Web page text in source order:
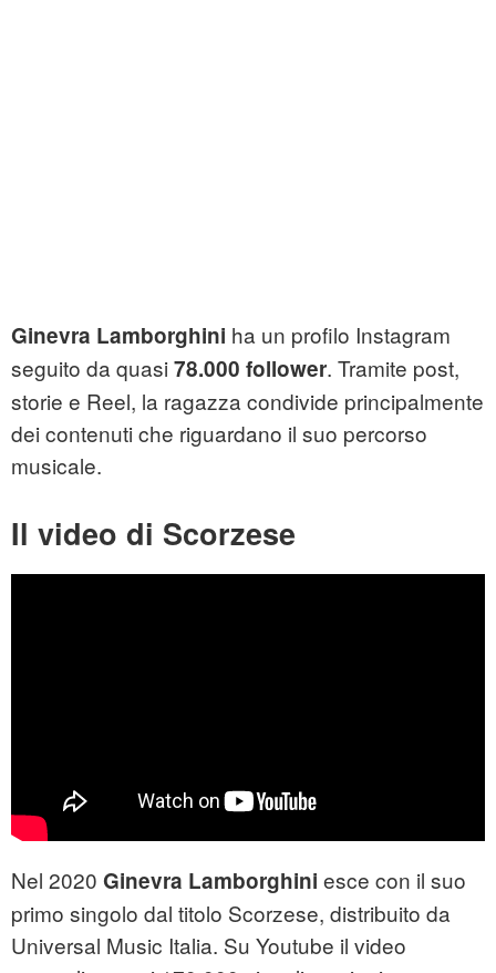
Ginevra Lamborghini ha un profilo Instagram
seguito da quasi 78.000 follower. Tramite post,
storie e Reel, la ragazza condivide principalmente
dei contenuti che riguardano il suo percorso
musicale.
Il video di Scorzese
Nel 2020 Ginevra Lamborghini esce con il suo
primo singolo dal titolo Scorzese, distribuito da
Universal Music Italia. Su Youtube il video